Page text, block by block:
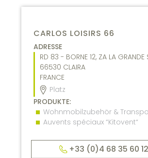
CARLOS LOISIRS 66
ADRESSE
RD 83 - BORNE 12, ZA LA GRANDE
66530 CLAIRA
FRANCE
Platz
PRODUKTE:
Wohnmobilzubehör &
Auvents spéciaux “Kitovent“
+33 (0)4 68 35 60 12